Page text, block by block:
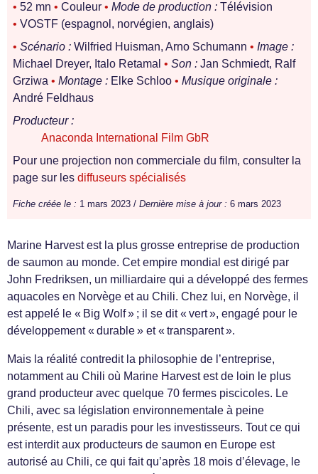
• 52 mn • Couleur • Mode de production : Télévision
• VOSTF (espagnol, norvégien, anglais)
• Scénario : Wilfried Huisman, Arno Schumann • Image :
Michael Dreyer, Italo Retamal • Son : Jan Schmiedt, Ralf
Grziwa • Montage : Elke Schloo • Musique originale :
André Feldhaus
Producteur :
Anaconda International Film GbR
Pour une projection non commerciale du film, consulter la
page sur les diffuseurs spécialisés
Fiche créée le : 1 mars 2023 / Dernière mise à jour : 6 mars 2023
Marine Harvest est la plus grosse entreprise de production
de saumon au monde. Cet empire mondial est dirigé par
John Fredriksen, un milliardaire qui a développé des fermes
aquacoles en Norvège et au Chili. Chez lui, en Norvège, il
est appelé le « Big Wolf » ; il se dit « vert », engagé pour le
développement « durable » et « transparent ».
Mais la réalité contredit la philosophie de l’entreprise,
notamment au Chili où Marine Harvest est de loin le plus
grand producteur avec quelque 70 fermes piscicoles. Le
Chili, avec sa législation environnementale à peine
présente, est un paradis pour les investisseurs. Tout ce qui
est interdit aux producteurs de saumon en Europe est
autorisé au Chili, ce qui fait qu’après 18 mois d’élevage, le